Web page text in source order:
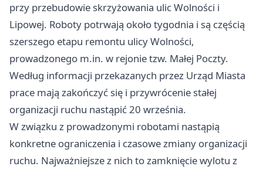
przy przebudowie skrzyżowania ulic Wolności i
Lipowej. Roboty potrwają około tygodnia i są częścią
szerszego etapu remontu ulicy Wolności,
prowadzonego m.in. w rejonie tzw. Małej Poczty.
Według informacji przekazanych przez Urząd Miasta
prace mają zakończyć się i przywrócenie stałej
organizacji ruchu nastąpić 20 września.
W związku z prowadzonymi robotami nastąpią
konkretne ograniczenia i czasowe zmiany organizacji
ruchu. Najważniejsze z nich to zamknięcie wylotu z